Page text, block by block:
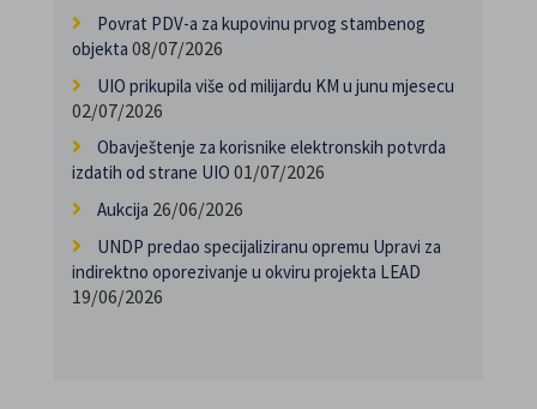
Povrat PDV-a za kupovinu prvog stambenog
objekta 08/07/2026
UIO prikupila više od milijardu KM u junu mjesecu
02/07/2026
Obavještenje za korisnike elektronskih potvrda
izdatih od strane UIO 01/07/2026
Aukcija 26/06/2026
UNDP predao specijaliziranu opremu Upravi za
indirektno oporezivanje u okviru projekta LEAD
19/06/2026